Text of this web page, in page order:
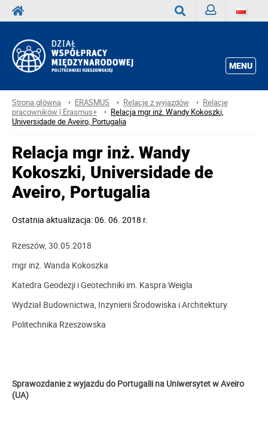
MENU
Strona główna ERASMUS Relacje z wyjazdów
Relacje
pracowników | Erasmus+
Relacja mgr inż. Wandy Kokoszki,
Universidade de Aveiro, Portugalia
Relacja mgr inż. Wandy
Kokoszki, Universidade de
Aveiro, Portugalia
Ostatnia aktualizacja: 06. 06. 2018 r.
Rzeszów, 30.05.2018
mgr inż. Wanda Kokoszka
Katedra Geodezji i Geotechniki im. Kaspra Weigla
Wydział Budownictwa, Inżynierii Środowiska i Architektury
Politechnika Rzeszowska
Sprawozdanie z wyjazdu do Portugalii na Uniwersytet w Aveiro
(UA)